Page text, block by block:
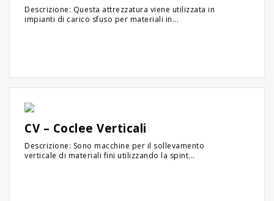
Descrizione: Questa attrezzatura viene utilizzata in
impianti di carico sfuso per materiali in...
CV – Coclee Verticali
Descrizione: Sono macchine per il sollevamento
verticale di materiali fini utilizzando la spint...